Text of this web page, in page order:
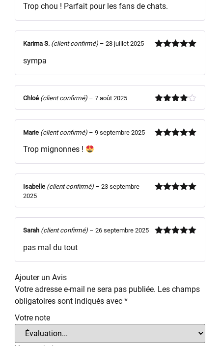
5
Trop chou ! Parfait pour les fans de chats.
Karima S. (client confirmé) – 28 juillet 2025
sympa
Note4
Chloé (client confirmé) – 7 août 2025
Marie (client confirmé) – 9 septembre 2025
Trop mignonnes !
5
Isabelle (client confirmé) – 23 septembre
2025
Sarah (client confirmé) – 26 septembre 2025
pas mal du tout
Ajouter un Avis
Votre adresse e-mail ne sera pas publiée. Les champs
obligatoires sont indiqués avec *
Votre note